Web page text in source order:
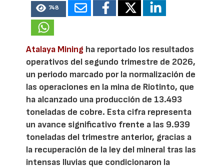
748
Atalaya Mining ha reportado los resultados
operativos del segundo trimestre de 2026,
un periodo marcado por la normalización de
las operaciones en la mina de Riotinto, que
ha alcanzado una producción de 13.493
toneladas de cobre. Esta cifra representa
un avance significativo frente a las 9.939
toneladas del trimestre anterior, gracias a
la recuperación de la ley del mineral tras las
intensas lluvias que condicionaron la